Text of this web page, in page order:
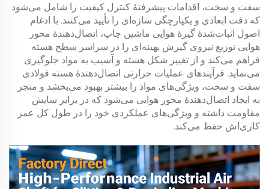
سفت و سخت، اقدامات پیشرفتهٔ کنترل کیفیت را شامل می‌شود
که دقت ابعادی و یکپارچگی سازه‌ای را تأیید می‌کنند. با ادغام
اصول اثبات‌شدهٔ گیرهٔ هوایی ماشین چاپ، اتصال‌دهندهٔ محور
هوایی توزیع نیروی گیرش بهینه‌ای را در سراسر سطح هسته
فراهم می‌کند و از تغییر شکل هسته و آسیب به مواد جلوگیری
می‌نماید. فرآیندهای عملیات حرارتی اتصال‌دهندهٔ هسته فولادی
سفت و سخت، ویژگی‌های مواد را بیشتر بهبود می‌بخشد و منجر
به ایجاد اتصال‌دهندهٔ محور هوایی می‌شود که در برابر سایش
مقاومت داشته و ویژگی‌های عملکردی خود را در طول کل عمر
کاری‌اش حفظ می‌کند.